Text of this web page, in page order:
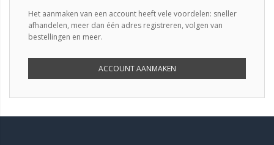
Het aanmaken van een account heeft vele voordelen: sneller
afhandelen, meer dan één adres registreren, volgen van
bestellingen en meer.
ACCOUNT AANMAKEN